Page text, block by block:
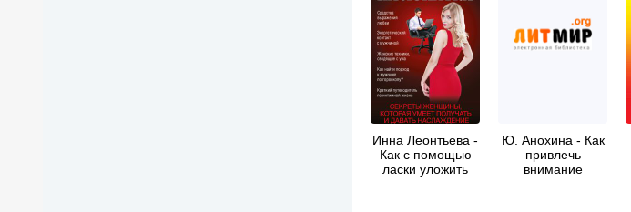
Инна Леонтьева -
Как с помощью
ласки уложить
Ю. Анохина - Как
привлечь
внимание